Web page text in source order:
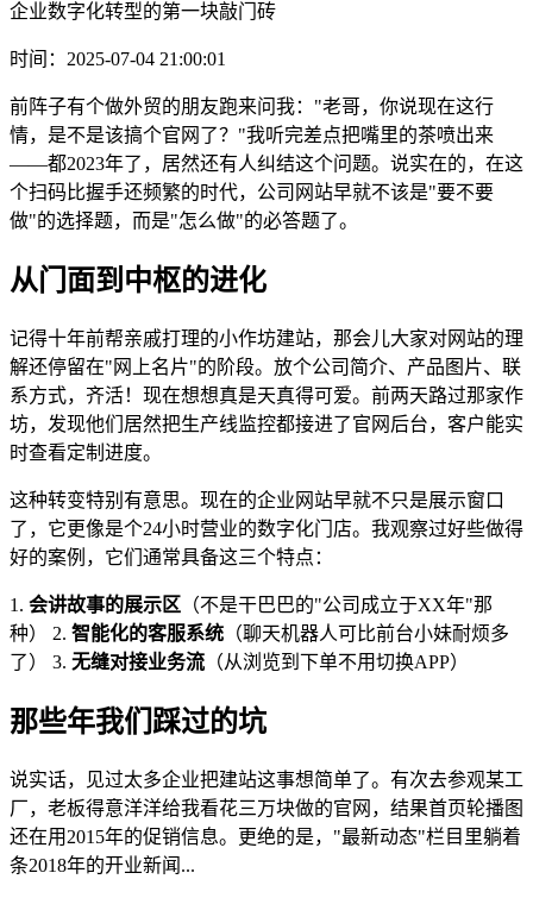
企业数字化转型的第一块敲门砖
时间：2025-07-04 21:00:01
前阵子有个做外贸的朋友跑来问我："老哥，你说现在这行
情，是不是该搞个官网了？"我听完差点把嘴里的茶喷出来
——都2023年了，居然还有人纠结这个问题。说实在的，在这
个扫码比握手还频繁的时代，公司网站早就不该是"要不要
做"的选择题，而是"怎么做"的必答题了。
从门面到中枢的进化
记得十年前帮亲戚打理的小作坊建站，那会儿大家对网站的理
解还停留在"网上名片"的阶段。放个公司简介、产品图片、联
系方式，齐活！现在想想真是天真得可爱。前两天路过那家作
坊，发现他们居然把生产线监控都接进了官网后台，客户能实
时查看定制进度。
这种转变特别有意思。现在的企业网站早就不只是展示窗口
了，它更像是个24小时营业的数字化门店。我观察过好些做得
好的案例，它们通常具备这三个特点：
1. 会讲故事的展示区 （不是干巴巴的"公司成立于XX年"那
种） 2. 智能化的客服系统 （聊天机器人可比前台小妹耐烦多
了） 3. 无缝对接业务流 （从浏览到下单不用切换APP）
那些年我们踩过的坑
说实话，见过太多企业把建站这事想简单了。有次去参观某工
厂，老板得意洋洋给我看花三万块做的官网，结果首页轮播图
还在用2015年的促销信息。更绝的是，"最新动态"栏目里躺着
条2018年的开业新闻...